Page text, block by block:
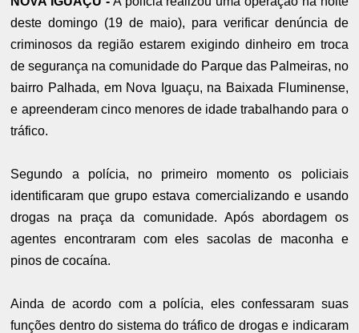
deste domingo (19 de maio), para verificar denúncia de
criminosos da região estarem exigindo dinheiro em troca
de segurança na comunidade do Parque das Palmeiras, no
bairro Palhada, em Nova Iguaçu, na Baixada Fluminense,
e apreenderam cinco menores de idade trabalhando para o
tráfico.
Segundo a polícia, no primeiro momento os policiais
identificaram que grupo estava comercializando e usando
drogas na praça da comunidade. Após abordagem os
agentes encontraram com eles sacolas de maconha e
pinos de cocaína.
Ainda de acordo com a polícia, eles confessaram suas
funções dentro do sistema do tráfico de drogas e indicaram